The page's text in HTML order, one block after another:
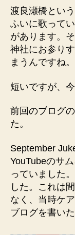
渡良瀬橋とい
ふいに歌って
があります。
神社にお参り
まうんですね。
短いですが、
前回のブログ
た。
September
YouTubeのサ
っていました
した。これは
なく、当時ケ
ブログを書い